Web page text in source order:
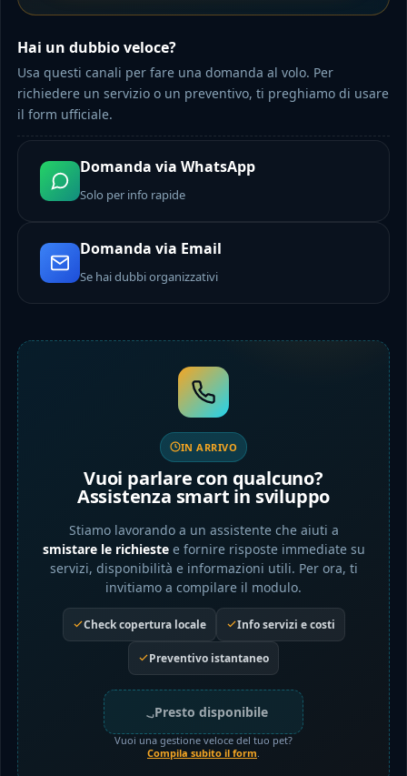
Hai un dubbio veloce?
Usa questi canali per fare una domanda al volo. Per
richiedere un servizio o un preventivo, ti preghiamo di usare
il form ufficiale.
Domanda via WhatsApp
Solo per info rapide
Domanda via Email
Se hai dubbi organizzativi
IN ARRIVO
Vuoi parlare con qualcuno?
Assistenza smart in sviluppo
Stiamo lavorando a un assistente che aiuti a
smistare le richiestee fornire risposte immediate su
servizi, disponibilità e informazioni utili. Per ora, ti
invitiamo a compilare il modulo.
Check copertura locale Info servizi e costi
Preventivo istantaneo
Presto disponibile
Vuoi una gestione veloce del tuo pet?
Compila subito il form